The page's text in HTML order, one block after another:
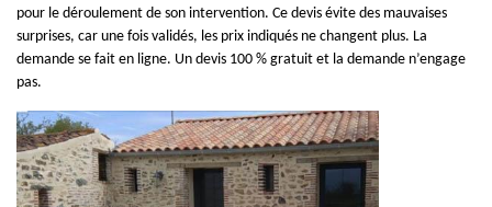
pour le déroulement de son intervention. Ce devis évite des mauvaises
surprises, car une fois validés, les prix indiqués ne changent plus. La
demande se fait en ligne. Un devis 100 % gratuit et la demande n’engage
pas.